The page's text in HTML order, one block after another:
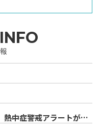
熱中症警戒アラートが発